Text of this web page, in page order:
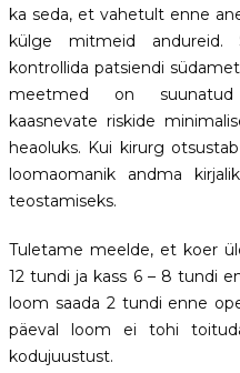
ka seda, et vahetult enne
külge mitmeid andureid.
kontrollida patsiendi
meetmed on suunatud
kaasnevate riskide
heaoluks. Kui kirurg
loomaomanik andma
teostamiseks.
Tuletame meelde, et koer
12 tundi ja kass 6 – 8 tundi
loom saada 2 tundi enne
päeval loom ei tohi
kodujuustust.